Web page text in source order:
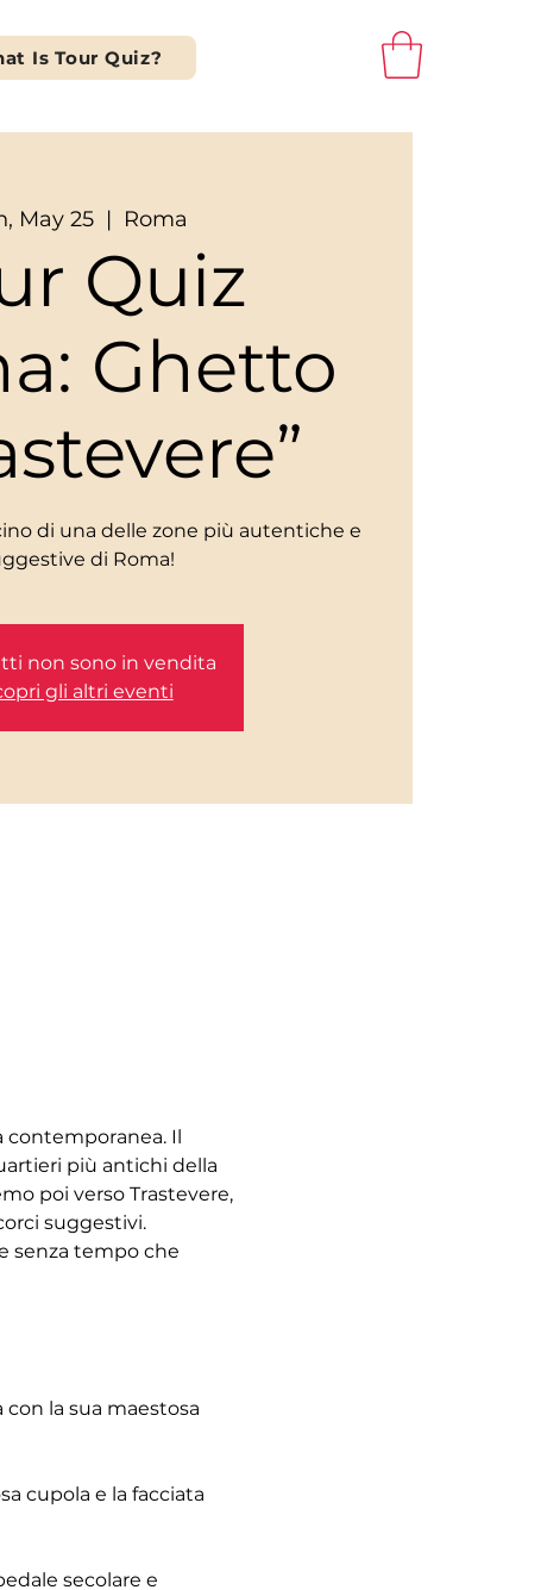
Is Tour Quiz?
May 25
  |
Roma
Quiz
Ghetto
di una delle zone più autentiche e
non sono in vendita
gli altri eventi
contemporanea. Il
più antichi della
poi verso Trastevere,
suggestivi.
senza tempo che
la sua maestosa
cupola e la facciata
secolare e